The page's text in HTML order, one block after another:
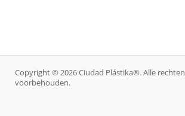
Copyright © 2026 Ciudad Plástika®. Alle rechten
voorbehouden.